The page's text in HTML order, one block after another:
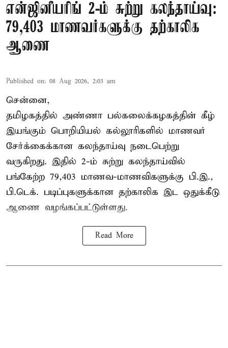
என்ஜினீயரிங் 2-ம் சுற்று கலந்தாய்வு:
79,403 மாணவர்களுக்கு தற்காலிக
ஆணை
Published on: 08 Aug 2026, 2:03 am
சென்னை,
தமிழகத்தில் அண்ணா பல்கலைக்கழகத்தின் கீழ்
இயங்கும் பொறியியல் கல்லூரிகளில் மாணவர்
சேர்க்கைக்கான கலந்தாய்வு நடைபெற்று
வருகிறது. இதில் 2-ம் சுற்று கலந்தாய்வில்
பங்கேற்ற 79,403 மாணவ-மாணவிகளுக்கு பி.இ.,
பி.டெக். படிப்புகளுக்கான தற்காலிக இட ஒதுக்கீடு
ஆணை வழங்கப்பட்டுள்ளது.
Read More